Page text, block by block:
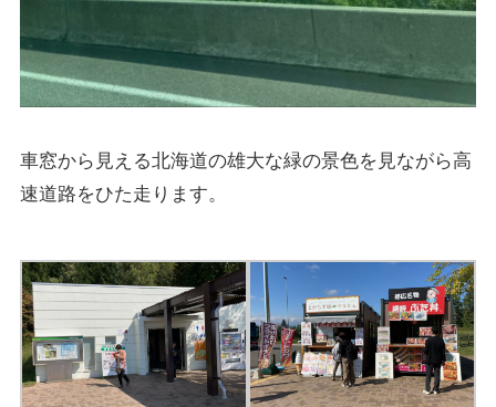
車窓から見える北海道の雄大な緑の景色を見ながら高
速道路をひた走ります。